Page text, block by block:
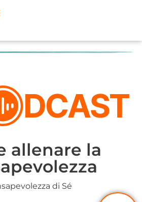
allenare la
di Sé